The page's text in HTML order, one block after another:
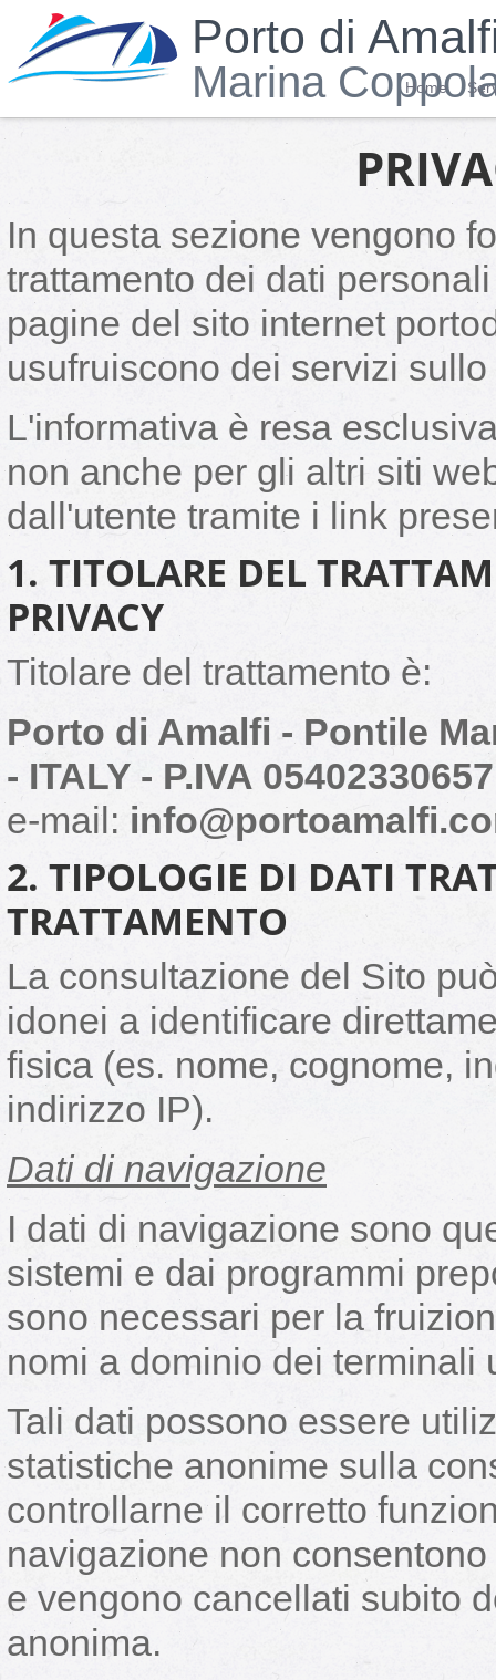
Porto di
Marina Home
In questa sezione vengono
trattamento dei dati
pagine del sito internet
usufruiscono dei servizi
L'informativa è resa
non anche per gli altri siti
dall'utente tramite i link
1. TITOLARE DEL
PRIVACY
Titolare del trattamento è:
Porto di Amalfi - Pontile
- ITALY - P.IVA 05402330657
e-mail:
2. TIPOLOGIE DI DATI
TRATTAMENTO
La consultazione del Sito
idonei a identificare
fisica (es. nome, cognome,
indirizzo IP).
Dati di navigazione
I dati di navigazione sono
sistemi e dai programmi
sono necessari per la
nomi a dominio dei terminali
Tali dati possono essere
statistiche anonime sulla
controllarne il corretto
navigazione non
e vengono cancellati subito
anonima.